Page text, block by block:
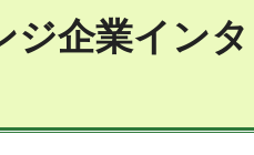
ジ企業イン